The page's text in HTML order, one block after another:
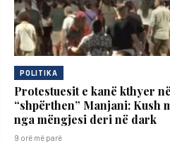
POLITIKA
Protestuesit e kanë kthyer
“shpërthen” Manjani: Kush
nga mëngjesi deri në dark
9 orë më parë